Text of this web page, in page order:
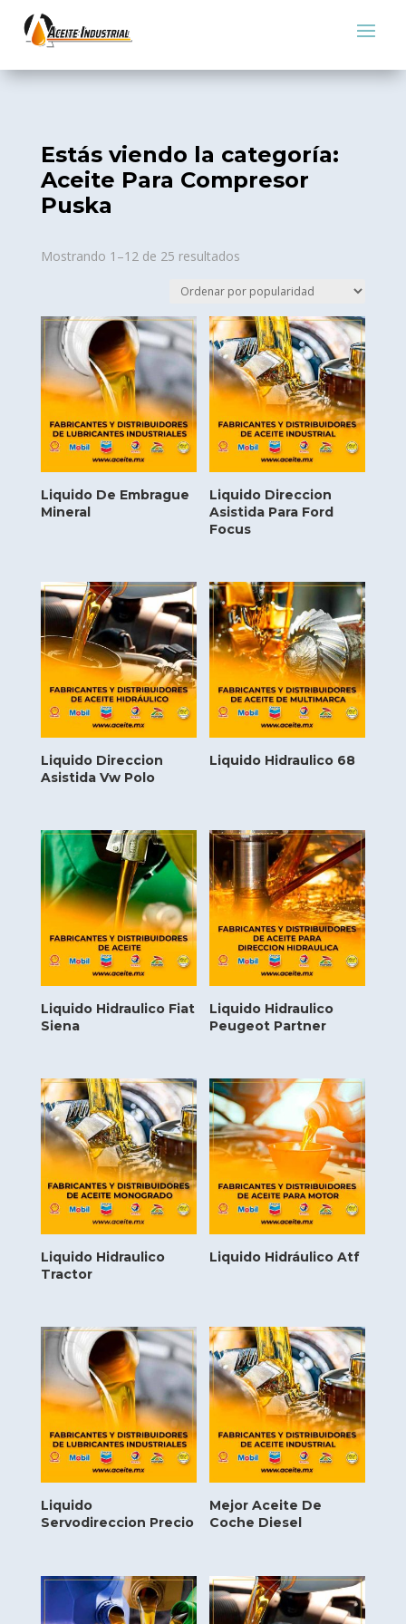
Estás viendo la categoría:
Aceite Para Compresor
Puska
Mostrando 1–12 de 25 resultadosSorted
popularity
Liquido De Embrague
Mineral
Liquido Direccion
Asistida Para Ford
Focus
Liquido Direccion
Asistida Vw Polo
Liquido Hidraulico 68
Liquido Hidraulico Fiat
Siena
Liquido Hidraulico
Peugeot Partner
Liquido Hidraulico
Tractor
Liquido Hidráulico Atf
Liquido
Servodireccion Precio
Mejor Aceite De
Coche Diesel